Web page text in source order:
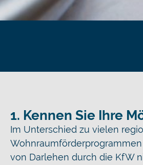
1. Kennen Sie Ihre
Im Unterschied zu vielen
von Darlehen durch die KfW